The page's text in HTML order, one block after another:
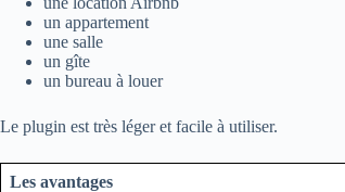
un appartement
une salle
un gîte
un bureau à louer
Le plugin est très léger et facile à utiliser.
Les avantages